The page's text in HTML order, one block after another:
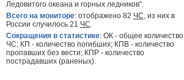
Ледовитого океана и горных ледников".
Всего на мониторе: отображено 82 ЧС, из них в
России случилось 21 ЧС.
Сокращения в статистике: ОК - общее количество
ЧС; КП - количество погибших; КПВ - количество
пропавших без вести; КПР - количество
пострадавших (раненых).